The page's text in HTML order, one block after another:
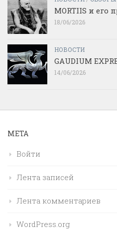
MORTIIS и его
18/06/2026
НОВОСТИ
GAUDIUM
14/06/2026
МЕТА
Войти
Лента записей
Лента комментариев
WordPress.org